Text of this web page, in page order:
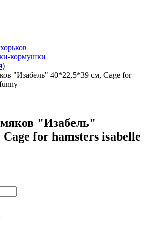
кормушки
"Изабель" 40*22,5*39 см, Cage for
"Изабель"
for hamsters isabelle